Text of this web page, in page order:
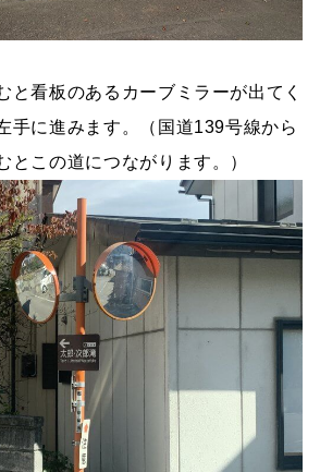
と看板のあるカーブミラーが出てく
手に進みます。（国道139号線から
とこの道につながります。）